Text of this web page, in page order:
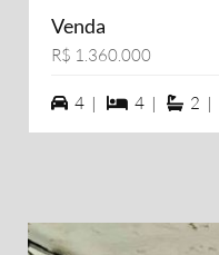
Venda
R$ 1.360.000
4 vagas na garagem
4 | 4 dormiórios
4 | 22 |